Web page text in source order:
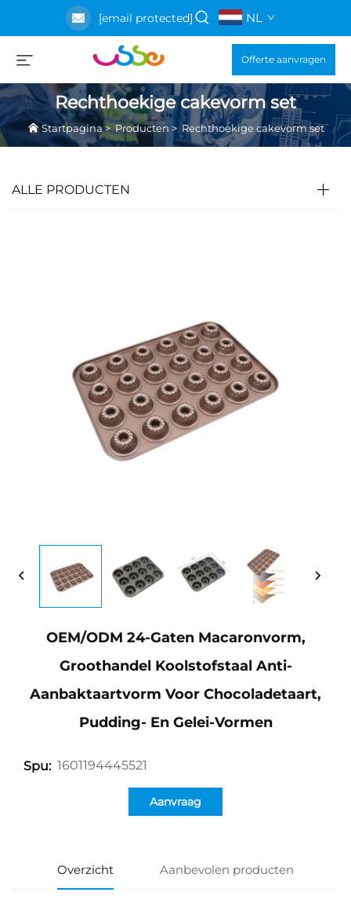
[email protected] NL
Offerte aanvragen
Rechthoekige cakevorm set
Startpagina>Producten >Rechthoekige cakevorm set
ALLE PRODUCTEN
OEM/ODM 24-Gaten Macaronvorm,
Groothandel Koolstofstaal Anti-
Aanbaktaartvorm Voor Chocoladetaart,
Pudding- En Gelei-Vormen
Spu: 1601194445521
Aanvraag
Overzicht Aanbevolen producten